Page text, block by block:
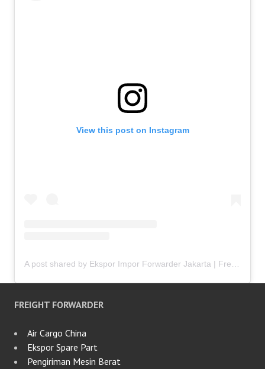
View this post on Instagram
FREIGHT FORWARDER
Air Cargo China
Ekspor Spare Part
Pengiriman Mesin Berat